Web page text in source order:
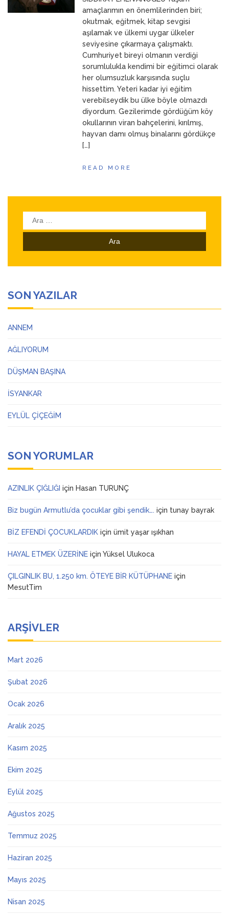
23 Mart 2026 ANNEMamaçlarımın en önemlilerinden biri;
okutmak, eğitmek, kitap sevgisi
aşılamak ve ülkemi uygar ülkeler
seviyesine çıkarmaya çalışmaktı.
Cumhuriyet bireyi olmanın verdiği
sorumlulukla kendimi bir eğitimci olarak
her olumsuzluk karşısında suçlu
hissettim. Yeteri kadar iyi eğitim
verebilseydik bu ülke böyle olmazdı
diyordum. Gezilerimde gördüğüm köy
okullarının viran bahçelerini, kırılmış,
hayvan damı olmuş binalarını gördükçe
[…]
READ MORE
Arama:
SON YAZILAR
ANNEM
AĞLIYORUM
DÜŞMAN BAŞINA
İSYANKAR
EYLÜL ÇİÇEĞİM
SON YORUMLAR
AZINLIK ÇIĞLIĞI için Hasan TURUNÇ
Biz bugün Armutlu’da çocuklar gibi şendik…. için tunay bayrak
BİZ EFENDİ ÇOCUKLARDIK için ümit yaşar ışıkhan
HAYAL ETMEK ÜZERİNE için Yüksel Ulukoca
ÇILGINLIK BU, 1.250 km. ÖTEYE BİR KÜTÜPHANE için
MesutTim
ARŞIVLER
Mart 2026
Şubat 2026
Ocak 2026
Aralık 2025
Kasım 2025
Ekim 2025
Eylül 2025
Ağustos 2025
Temmuz 2025
Haziran 2025
Mayıs 2025
Nisan 2025